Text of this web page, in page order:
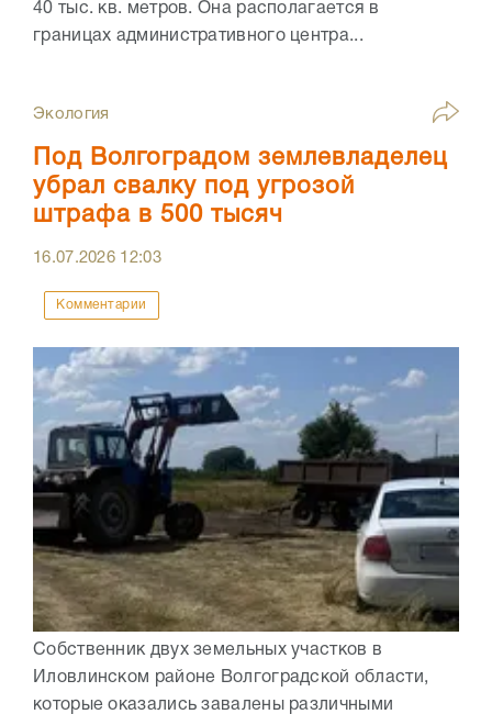
40 тыс. кв. метров. Она располагается в
границах административного центра...
Экология
Под Волгоградом землевладелец
убрал свалку под угрозой
штрафа в 500 тысяч
16.07.2026 12:03
Комментарии
Собственник двух земельных участков в
Иловлинском районе Волгоградской области,
которые оказались завалены различными